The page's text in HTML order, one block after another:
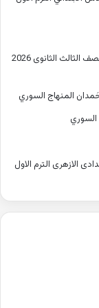
تحميل كتاب المعاصر في التفاضل والتكامل جزء الشرح للصف الثالث الثانوى 2026
الازهرى الترم الاول